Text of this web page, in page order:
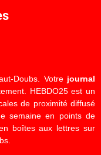
Doubs. Votre journal
HEBDO25 est un
de proximité diffusé
semaine en points de
boîtes aux lettres sur